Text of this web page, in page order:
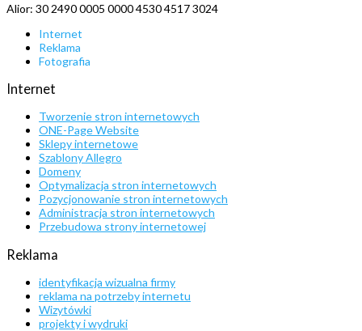
Alior: 30 2490 0005 0000 4530 4517 3024
Internet
Reklama
Fotografia
Internet
Tworzenie stron internetowych
ONE-Page Website
Sklepy internetowe
Szablony Allegro
Domeny
Optymalizacja stron internetowych
Pozycjonowanie stron internetowych
Administracja stron internetowych
Przebudowa strony internetowej
Reklama
identyfikacja wizualna firmy
reklama na potrzeby internetu
Wizytówki
projekty i wydruki